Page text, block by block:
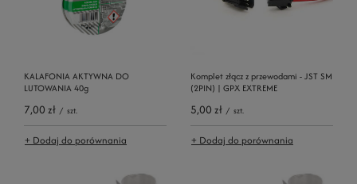
KALAFONIA AKTYWNA DO
LUTOWANIA 40g
7,00 zł / szt.
+ Dodaj do porównania
Komplet złącz z przewodami - JST SM
(2PIN) | GPX EXTREME
5,00 zł / szt.
+ Dodaj do porównania